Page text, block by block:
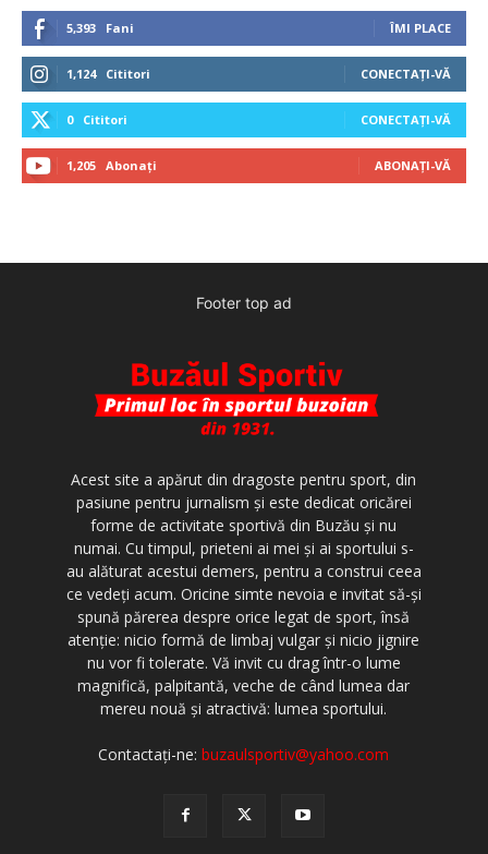
5,393 Fani ÎMI PLACE
1,124 Cititori CONECTAȚI-VĂ
0 Cititori CONECTAȚI-VĂ
1,205 Abonați ABONAȚI-VĂ
Footer top ad
Acest site a apărut din dragoste pentru sport, din
pasiune pentru jurnalism şi este dedicat oricărei
forme de activitate sportivă din Buzău şi nu
numai. Cu timpul, prieteni ai mei şi ai sportului s-
au alăturat acestui demers, pentru a construi ceea
ce vedeţi acum. Oricine simte nevoia e invitat să-şi
spună părerea despre orice legat de sport, însă
atenţie: nicio formă de limbaj vulgar şi nicio jignire
nu vor fi tolerate. Vă invit cu drag într-o lume
magnifică, palpitantă, veche de când lumea dar
mereu nouă şi atractivă: lumea sportului.
Contactați-ne:buzaulsportiv@yahoo.com